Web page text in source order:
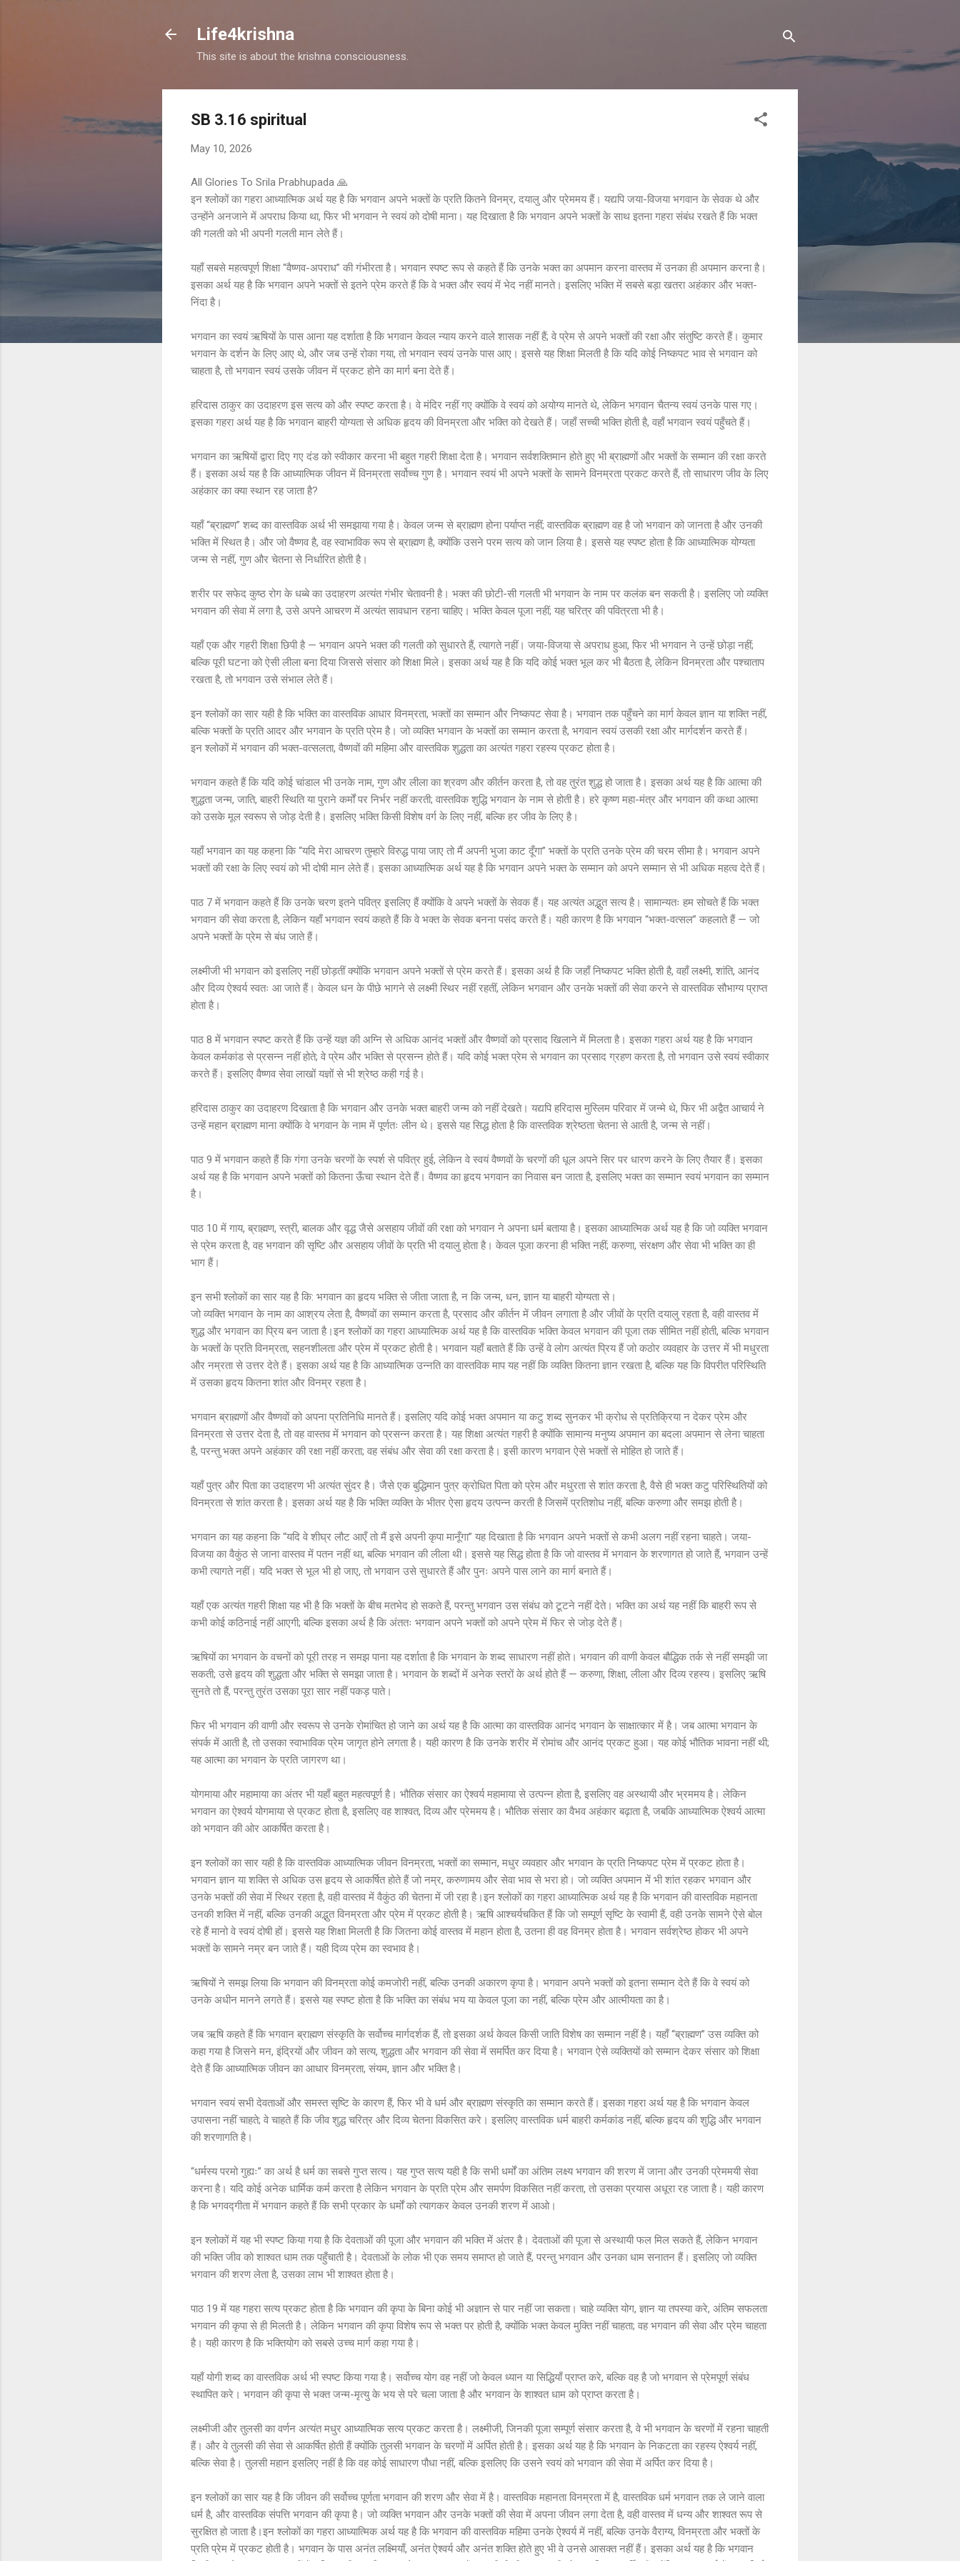
Life4krishna
This site is about the krishna consciousness.
SB 3.16 spiritual
May 10, 2026
All Glories To Srila Prabhupada 🙏
इन श्लोकों का गहरा आध्यात्मिक अर्थ यह है कि भगवान अपने भक्तों के प्रति कितने विनम्र, दयालु और प्रेममय हैं। यद्यपि जया-विजया भगवान के सेवक थे और
उन्होंने अनजाने में अपराध किया था, फिर भी भगवान ने स्वयं को दोषी माना। यह दिखाता है कि भगवान अपने भक्तों के साथ इतना गहरा संबंध रखते हैं कि भक्त
की गलती को भी अपनी गलती मान लेते हैं।
यहाँ सबसे महत्वपूर्ण शिक्षा “वैष्णव-अपराध” की गंभीरता है। भगवान स्पष्ट रूप से कहते हैं कि उनके भक्त का अपमान करना वास्तव में उनका ही अपमान करना है।
इसका अर्थ यह है कि भगवान अपने भक्तों से इतने प्रेम करते हैं कि वे भक्त और स्वयं में भेद नहीं मानते। इसलिए भक्ति में सबसे बड़ा खतरा अहंकार और भक्त-
निंदा है।
भगवान का स्वयं ऋषियों के पास आना यह दर्शाता है कि भगवान केवल न्याय करने वाले शासक नहीं हैं; वे प्रेम से अपने भक्तों की रक्षा और संतुष्टि करते हैं। कुमार
भगवान के दर्शन के लिए आए थे, और जब उन्हें रोका गया, तो भगवान स्वयं उनके पास आए। इससे यह शिक्षा मिलती है कि यदि कोई निष्कपट भाव से भगवान को
चाहता है, तो भगवान स्वयं उसके जीवन में प्रकट होने का मार्ग बना देते हैं।
हरिदास ठाकुर का उदाहरण इस सत्य को और स्पष्ट करता है। वे मंदिर नहीं गए क्योंकि वे स्वयं को अयोग्य मानते थे, लेकिन भगवान चैतन्य स्वयं उनके पास गए।
इसका गहरा अर्थ यह है कि भगवान बाहरी योग्यता से अधिक हृदय की विनम्रता और भक्ति को देखते हैं। जहाँ सच्ची भक्ति होती है, वहाँ भगवान स्वयं पहुँचते हैं।
भगवान का ऋषियों द्वारा दिए गए दंड को स्वीकार करना भी बहुत गहरी शिक्षा देता है। भगवान सर्वशक्तिमान होते हुए भी ब्राह्मणों और भक्तों के सम्मान की रक्षा करते
हैं। इसका अर्थ यह है कि आध्यात्मिक जीवन में विनम्रता सर्वोच्च गुण है। भगवान स्वयं भी अपने भक्तों के सामने विनम्रता प्रकट करते हैं, तो साधारण जीव के लिए
अहंकार का क्या स्थान रह जाता है?
यहाँ “ब्राह्मण” शब्द का वास्तविक अर्थ भी समझाया गया है। केवल जन्म से ब्राह्मण होना पर्याप्त नहीं; वास्तविक ब्राह्मण वह है जो भगवान को जानता है और उनकी
भक्ति में स्थित है। और जो वैष्णव है, वह स्वाभाविक रूप से ब्राह्मण है, क्योंकि उसने परम सत्य को जान लिया है। इससे यह स्पष्ट होता है कि आध्यात्मिक योग्यता
जन्म से नहीं, गुण और चेतना से निर्धारित होती है।
शरीर पर सफेद कुष्ठ रोग के धब्बे का उदाहरण अत्यंत गंभीर चेतावनी है। भक्त की छोटी-सी गलती भी भगवान के नाम पर कलंक बन सकती है। इसलिए जो व्यक्ति
भगवान की सेवा में लगा है, उसे अपने आचरण में अत्यंत सावधान रहना चाहिए। भक्ति केवल पूजा नहीं; यह चरित्र की पवित्रता भी है।
यहाँ एक और गहरी शिक्षा छिपी है — भगवान अपने भक्त की गलती को सुधारते हैं, त्यागते नहीं। जया-विजया से अपराध हुआ, फिर भी भगवान ने उन्हें छोड़ा नहीं;
बल्कि पूरी घटना को ऐसी लीला बना दिया जिससे संसार को शिक्षा मिले। इसका अर्थ यह है कि यदि कोई भक्त भूल कर भी बैठता है, लेकिन विनम्रता और पश्चाताप
रखता है, तो भगवान उसे संभाल लेते हैं।
इन श्लोकों का सार यही है कि भक्ति का वास्तविक आधार विनम्रता, भक्तों का सम्मान और निष्कपट सेवा है। भगवान तक पहुँचने का मार्ग केवल ज्ञान या शक्ति नहीं,
बल्कि भक्तों के प्रति आदर और भगवान के प्रति प्रेम है। जो व्यक्ति भगवान के भक्तों का सम्मान करता है, भगवान स्वयं उसकी रक्षा और मार्गदर्शन करते हैं।
इन श्लोकों में भगवान की भक्त-वत्सलता, वैष्णवों की महिमा और वास्तविक शुद्धता का अत्यंत गहरा रहस्य प्रकट होता है।
भगवान कहते हैं कि यदि कोई चांडाल भी उनके नाम, गुण और लीला का श्रवण और कीर्तन करता है, तो वह तुरंत शुद्ध हो जाता है। इसका अर्थ यह है कि आत्मा की
शुद्धता जन्म, जाति, बाहरी स्थिति या पुराने कर्मों पर निर्भर नहीं करती; वास्तविक शुद्धि भगवान के नाम से होती है। हरे कृष्ण महा-मंत्र और भगवान की कथा आत्मा
को उसके मूल स्वरूप से जोड़ देती है। इसलिए भक्ति किसी विशेष वर्ग के लिए नहीं, बल्कि हर जीव के लिए है।
यहाँ भगवान का यह कहना कि “यदि मेरा आचरण तुम्हारे विरुद्ध पाया जाए तो मैं अपनी भुजा काट दूँगा” भक्तों के प्रति उनके प्रेम की चरम सीमा है। भगवान अपने
भक्तों की रक्षा के लिए स्वयं को भी दोषी मान लेते हैं। इसका आध्यात्मिक अर्थ यह है कि भगवान अपने भक्त के सम्मान को अपने सम्मान से भी अधिक महत्व देते हैं।
पाठ 7 में भगवान कहते हैं कि उनके चरण इतने पवित्र इसलिए हैं क्योंकि वे अपने भक्तों के सेवक हैं। यह अत्यंत अद्भुत सत्य है। सामान्यतः हम सोचते हैं कि भक्त
भगवान की सेवा करता है, लेकिन यहाँ भगवान स्वयं कहते हैं कि वे भक्त के सेवक बनना पसंद करते हैं। यही कारण है कि भगवान “भक्त-वत्सल” कहलाते हैं — जो
अपने भक्तों के प्रेम से बंध जाते हैं।
लक्ष्मीजी भी भगवान को इसलिए नहीं छोड़तीं क्योंकि भगवान अपने भक्तों से प्रेम करते हैं। इसका अर्थ है कि जहाँ निष्कपट भक्ति होती है, वहाँ लक्ष्मी, शांति, आनंद
और दिव्य ऐश्वर्य स्वतः आ जाते हैं। केवल धन के पीछे भागने से लक्ष्मी स्थिर नहीं रहतीं, लेकिन भगवान और उनके भक्तों की सेवा करने से वास्तविक सौभाग्य प्राप्त
होता है।
पाठ 8 में भगवान स्पष्ट करते हैं कि उन्हें यज्ञ की अग्नि से अधिक आनंद भक्तों और वैष्णवों को प्रसाद खिलाने में मिलता है। इसका गहरा अर्थ यह है कि भगवान
केवल कर्मकांड से प्रसन्न नहीं होते; वे प्रेम और भक्ति से प्रसन्न होते हैं। यदि कोई भक्त प्रेम से भगवान का प्रसाद ग्रहण करता है, तो भगवान उसे स्वयं स्वीकार
करते हैं। इसलिए वैष्णव सेवा लाखों यज्ञों से भी श्रेष्ठ कही गई है।
हरिदास ठाकुर का उदाहरण दिखाता है कि भगवान और उनके भक्त बाहरी जन्म को नहीं देखते। यद्यपि हरिदास मुस्लिम परिवार में जन्मे थे, फिर भी अद्वैत आचार्य ने
उन्हें महान ब्राह्मण माना क्योंकि वे भगवान के नाम में पूर्णतः लीन थे। इससे यह सिद्ध होता है कि वास्तविक श्रेष्ठता चेतना से आती है, जन्म से नहीं।
पाठ 9 में भगवान कहते हैं कि गंगा उनके चरणों के स्पर्श से पवित्र हुई, लेकिन वे स्वयं वैष्णवों के चरणों की धूल अपने सिर पर धारण करने के लिए तैयार हैं। इसका
अर्थ यह है कि भगवान अपने भक्तों को कितना ऊँचा स्थान देते हैं। वैष्णव का हृदय भगवान का निवास बन जाता है, इसलिए भक्त का सम्मान स्वयं भगवान का सम्मान
है।
पाठ 10 में गाय, ब्राह्मण, स्त्री, बालक और वृद्ध जैसे असहाय जीवों की रक्षा को भगवान ने अपना धर्म बताया है। इसका आध्यात्मिक अर्थ यह है कि जो व्यक्ति भगवान
से प्रेम करता है, वह भगवान की सृष्टि और असहाय जीवों के प्रति भी दयालु होता है। केवल पूजा करना ही भक्ति नहीं; करुणा, संरक्षण और सेवा भी भक्ति का ही
भाग हैं।
इन सभी श्लोकों का सार यह है कि: भगवान का हृदय भक्ति से जीता जाता है, न कि जन्म, धन, ज्ञान या बाहरी योग्यता से।
जो व्यक्ति भगवान के नाम का आश्रय लेता है, वैष्णवों का सम्मान करता है, प्रसाद और कीर्तन में जीवन लगाता है और जीवों के प्रति दयालु रहता है, वही वास्तव में
शुद्ध और भगवान का प्रिय बन जाता है।इन श्लोकों का गहरा आध्यात्मिक अर्थ यह है कि वास्तविक भक्ति केवल भगवान की पूजा तक सीमित नहीं होती, बल्कि भगवान
के भक्तों के प्रति विनम्रता, सहनशीलता और प्रेम में प्रकट होती है। भगवान यहाँ बताते हैं कि उन्हें वे लोग अत्यंत प्रिय हैं जो कठोर व्यवहार के उत्तर में भी मधुरता
और नम्रता से उत्तर देते हैं। इसका अर्थ यह है कि आध्यात्मिक उन्नति का वास्तविक माप यह नहीं कि व्यक्ति कितना ज्ञान रखता है, बल्कि यह कि विपरीत परिस्थिति
में उसका हृदय कितना शांत और विनम्र रहता है।
भगवान ब्राह्मणों और वैष्णवों को अपना प्रतिनिधि मानते हैं। इसलिए यदि कोई भक्त अपमान या कटु शब्द सुनकर भी क्रोध से प्रतिक्रिया न देकर प्रेम और
विनम्रता से उत्तर देता है, तो वह वास्तव में भगवान को प्रसन्न करता है। यह शिक्षा अत्यंत गहरी है क्योंकि सामान्य मनुष्य अपमान का बदला अपमान से लेना चाहता
है, परन्तु भक्त अपने अहंकार की रक्षा नहीं करता; वह संबंध और सेवा की रक्षा करता है। इसी कारण भगवान ऐसे भक्तों से मोहित हो जाते हैं।
यहाँ पुत्र और पिता का उदाहरण भी अत्यंत सुंदर है। जैसे एक बुद्धिमान पुत्र क्रोधित पिता को प्रेम और मधुरता से शांत करता है, वैसे ही भक्त कटु परिस्थितियों को
विनम्रता से शांत करता है। इसका अर्थ यह है कि भक्ति व्यक्ति के भीतर ऐसा हृदय उत्पन्न करती है जिसमें प्रतिशोध नहीं, बल्कि करुणा और समझ होती है।
भगवान का यह कहना कि “यदि वे शीघ्र लौट आएँ तो मैं इसे अपनी कृपा मानूँगा” यह दिखाता है कि भगवान अपने भक्तों से कभी अलग नहीं रहना चाहते। जया-
विजया का वैकुंठ से जाना वास्तव में पतन नहीं था, बल्कि भगवान की लीला थी। इससे यह सिद्ध होता है कि जो वास्तव में भगवान के शरणागत हो जाते हैं, भगवान उन्हें
कभी त्यागते नहीं। यदि भक्त से भूल भी हो जाए, तो भगवान उसे सुधारते हैं और पुनः अपने पास लाने का मार्ग बनाते हैं।
यहाँ एक अत्यंत गहरी शिक्षा यह भी है कि भक्तों के बीच मतभेद हो सकते हैं, परन्तु भगवान उस संबंध को टूटने नहीं देते। भक्ति का अर्थ यह नहीं कि बाहरी रूप से
कभी कोई कठिनाई नहीं आएगी; बल्कि इसका अर्थ है कि अंततः भगवान अपने भक्तों को अपने प्रेम में फिर से जोड़ देते हैं।
ऋषियों का भगवान के वचनों को पूरी तरह न समझ पाना यह दर्शाता है कि भगवान के शब्द साधारण नहीं होते। भगवान की वाणी केवल बौद्धिक तर्क से नहीं समझी जा
सकती; उसे हृदय की शुद्धता और भक्ति से समझा जाता है। भगवान के शब्दों में अनेक स्तरों के अर्थ होते हैं — करुणा, शिक्षा, लीला और दिव्य रहस्य। इसलिए ऋषि
सुनते तो हैं, परन्तु तुरंत उसका पूरा सार नहीं पकड़ पाते।
फिर भी भगवान की वाणी और स्वरूप से उनके रोमांचित हो जाने का अर्थ यह है कि आत्मा का वास्तविक आनंद भगवान के साक्षात्कार में है। जब आत्मा भगवान के
संपर्क में आती है, तो उसका स्वाभाविक प्रेम जागृत होने लगता है। यही कारण है कि उनके शरीर में रोमांच और आनंद प्रकट हुआ। यह कोई भौतिक भावना नहीं थी;
यह आत्मा का भगवान के प्रति जागरण था।
योगमाया और महामाया का अंतर भी यहाँ बहुत महत्वपूर्ण है। भौतिक संसार का ऐश्वर्य महामाया से उत्पन्न होता है, इसलिए वह अस्थायी और भ्रममय है। लेकिन
भगवान का ऐश्वर्य योगमाया से प्रकट होता है, इसलिए वह शाश्वत, दिव्य और प्रेममय है। भौतिक संसार का वैभव अहंकार बढ़ाता है, जबकि आध्यात्मिक ऐश्वर्य आत्मा
को भगवान की ओर आकर्षित करता है।
इन श्लोकों का सार यही है कि वास्तविक आध्यात्मिक जीवन विनम्रता, भक्तों का सम्मान, मधुर व्यवहार और भगवान के प्रति निष्कपट प्रेम में प्रकट होता है।
भगवान ज्ञान या शक्ति से अधिक उस हृदय से आकर्षित होते हैं जो नम्र, करुणामय और सेवा भाव से भरा हो। जो व्यक्ति अपमान में भी शांत रहकर भगवान और
उनके भक्तों की सेवा में स्थिर रहता है, वही वास्तव में वैकुंठ की चेतना में जी रहा है।इन श्लोकों का गहरा आध्यात्मिक अर्थ यह है कि भगवान की वास्तविक महानता
उनकी शक्ति में नहीं, बल्कि उनकी अद्भुत विनम्रता और प्रेम में प्रकट होती है। ऋषि आश्चर्यचकित हैं कि जो सम्पूर्ण सृष्टि के स्वामी हैं, वही उनके सामने ऐसे बोल
रहे हैं मानो वे स्वयं दोषी हों। इससे यह शिक्षा मिलती है कि जितना कोई वास्तव में महान होता है, उतना ही वह विनम्र होता है। भगवान सर्वश्रेष्ठ होकर भी अपने
भक्तों के सामने नम्र बन जाते हैं। यही दिव्य प्रेम का स्वभाव है।
ऋषियों ने समझ लिया कि भगवान की विनम्रता कोई कमजोरी नहीं, बल्कि उनकी अकारण कृपा है। भगवान अपने भक्तों को इतना सम्मान देते हैं कि वे स्वयं को
उनके अधीन मानने लगते हैं। इससे यह स्पष्ट होता है कि भक्ति का संबंध भय या केवल पूजा का नहीं, बल्कि प्रेम और आत्मीयता का है।
जब ऋषि कहते हैं कि भगवान ब्राह्मण संस्कृति के सर्वोच्च मार्गदर्शक हैं, तो इसका अर्थ केवल किसी जाति विशेष का सम्मान नहीं है। यहाँ “ब्राह्मण” उस व्यक्ति को
कहा गया है जिसने मन, इंद्रियों और जीवन को सत्य, शुद्धता और भगवान की सेवा में समर्पित कर दिया है। भगवान ऐसे व्यक्तियों को सम्मान देकर संसार को शिक्षा
देते हैं कि आध्यात्मिक जीवन का आधार विनम्रता, संयम, ज्ञान और भक्ति है।
भगवान स्वयं सभी देवताओं और समस्त सृष्टि के कारण हैं, फिर भी वे धर्म और ब्राह्मण संस्कृति का सम्मान करते हैं। इसका गहरा अर्थ यह है कि भगवान केवल
उपासना नहीं चाहते; वे चाहते हैं कि जीव शुद्ध चरित्र और दिव्य चेतना विकसित करे। इसलिए वास्तविक धर्म बाहरी कर्मकांड नहीं, बल्कि हृदय की शुद्धि और भगवान
की शरणागति है।
“धर्मस्य परमो गुह्यः” का अर्थ है धर्म का सबसे गुप्त सत्य। यह गुप्त सत्य यही है कि सभी धर्मों का अंतिम लक्ष्य भगवान की शरण में जाना और उनकी प्रेममयी सेवा
करना है। यदि कोई अनेक धार्मिक कर्म करता है लेकिन भगवान के प्रति प्रेम और समर्पण विकसित नहीं करता, तो उसका प्रयास अधूरा रह जाता है। यही कारण
है कि भगवद्गीता में भगवान कहते हैं कि सभी प्रकार के धर्मों को त्यागकर केवल उनकी शरण में आओ।
इन श्लोकों में यह भी स्पष्ट किया गया है कि देवताओं की पूजा और भगवान की भक्ति में अंतर है। देवताओं की पूजा से अस्थायी फल मिल सकते हैं, लेकिन भगवान
की भक्ति जीव को शाश्वत धाम तक पहुँचाती है। देवताओं के लोक भी एक समय समाप्त हो जाते हैं, परन्तु भगवान और उनका धाम सनातन हैं। इसलिए जो व्यक्ति
भगवान की शरण लेता है, उसका लाभ भी शाश्वत होता है।
पाठ 19 में यह गहरा सत्य प्रकट होता है कि भगवान की कृपा के बिना कोई भी अज्ञान से पार नहीं जा सकता। चाहे व्यक्ति योग, ज्ञान या तपस्या करे, अंतिम सफलता
भगवान की कृपा से ही मिलती है। लेकिन भगवान की कृपा विशेष रूप से भक्त पर होती है, क्योंकि भक्त केवल मुक्ति नहीं चाहता; वह भगवान की सेवा और प्रेम चाहता
है। यही कारण है कि भक्तियोग को सबसे उच्च मार्ग कहा गया है।
यहाँ योगी शब्द का वास्तविक अर्थ भी स्पष्ट किया गया है। सर्वोच्च योग वह नहीं जो केवल ध्यान या सिद्धियाँ प्राप्त करे, बल्कि वह है जो भगवान से प्रेमपूर्ण संबंध
स्थापित करे। भगवान की कृपा से भक्त जन्म-मृत्यु के भय से परे चला जाता है और भगवान के शाश्वत धाम को प्राप्त करता है।
लक्ष्मीजी और तुलसी का वर्णन अत्यंत मधुर आध्यात्मिक सत्य प्रकट करता है। लक्ष्मीजी, जिनकी पूजा सम्पूर्ण संसार करता है, वे भी भगवान के चरणों में रहना चाहती
हैं। और वे तुलसी की सेवा से आकर्षित होती हैं क्योंकि तुलसी भगवान के चरणों में अर्पित होती है। इसका अर्थ यह है कि भगवान के निकटता का रहस्य ऐश्वर्य नहीं,
बल्कि सेवा है। तुलसी महान इसलिए नहीं है कि वह कोई साधारण पौधा नहीं, बल्कि इसलिए कि उसने स्वयं को भगवान की सेवा में अर्पित कर दिया है।
इन श्लोकों का सार यह है कि जीवन की सर्वोच्च पूर्णता भगवान की शरण और सेवा में है। वास्तविक महानता विनम्रता में है, वास्तविक धर्म भगवान तक ले जाने वाला
धर्म है, और वास्तविक संपत्ति भगवान की कृपा है। जो व्यक्ति भगवान और उनके भक्तों की सेवा में अपना जीवन लगा देता है, वही वास्तव में धन्य और शाश्वत रूप से
सुरक्षित हो जाता है।इन श्लोकों का गहरा आध्यात्मिक अर्थ यह है कि भगवान की वास्तविक महिमा उनके ऐश्वर्य में नहीं, बल्कि उनके वैराग्य, विनम्रता और भक्तों के
प्रति प्रेम में प्रकट होती है। भगवान के पास अनंत लक्ष्मियाँ, अनंत ऐश्वर्य और अनंत शक्ति होते हुए भी वे उनसे आसक्त नहीं हैं। इसका अर्थ यह है कि भगवान